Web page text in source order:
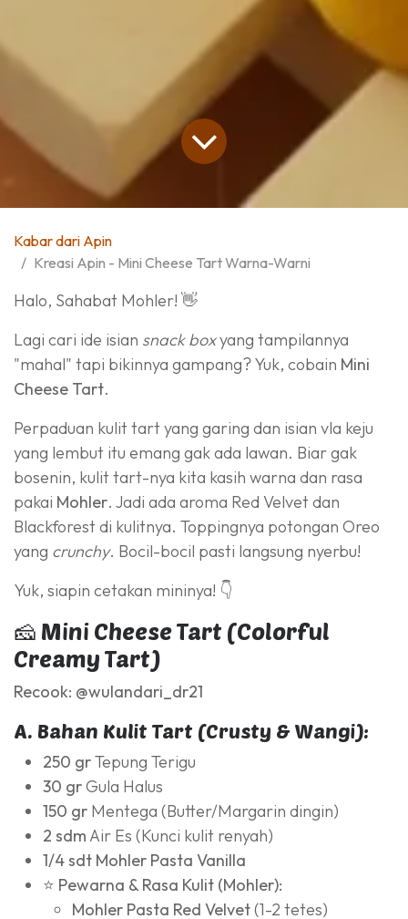
Kabar dari Apin
Kreasi Apin - Mini Cheese Tart Warna-Warni
Halo, Sahabat Mohler! 👋
Lagi cari ide isian snack boxyang tampilannya
"mahal" tapi bikinnya gampang? Yuk, cobain Mini
Cheese Tart.
Perpaduan kulit tart yang garing dan isian vla keju
yang lembut itu emang gak ada lawan. Biar gak
bosenin, kulit tart-nya kita kasih warna dan rasa
pakai Mohler. Jadi ada aroma Red Velvet dan
Blackforest di kulitnya. Toppingnya potongan Oreo
yang crunchy. Bocil-bocil pasti langsung nyerbu!
Yuk, siapin cetakan mininya! 👇
🧀 Mini Cheese Tart (Colorful
Creamy Tart)
Recook: @wulandari_dr21
A. Bahan Kulit Tart (Crusty & Wangi):
250 grTepung Terigu
30 grGula Halus
150 gr Mentega (Butter/Margarin dingin)
2 sdm Air Es (Kunci kulit renyah)
1/4 sdt Mohler Pasta Vanilla
⭐ Pewarna & Rasa Kulit (Mohler):
Mohler Pasta Red Velvet(1-2 tetes)